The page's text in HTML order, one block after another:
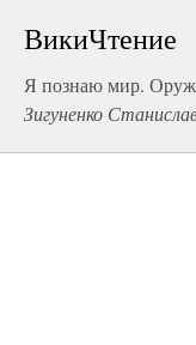
ВикиЧтение
Я познаю мир.
Зигуненко